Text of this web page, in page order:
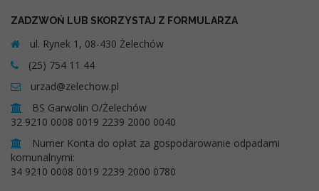
ZADZWOŃ LUB SKORZYSTAJ Z FORMULARZA
ul. Rynek 1, 08-430 Żelechów
(25) 754 11 44
urzad@zelechow.pl
BS Garwolin O/Żelechów
32 9210 0008 0019 2239 2000 0040
Numer Konta do opłat za gospodarowanie odpadami
komunalnymi:
34 9210 0008 0019 2239 2000 0780